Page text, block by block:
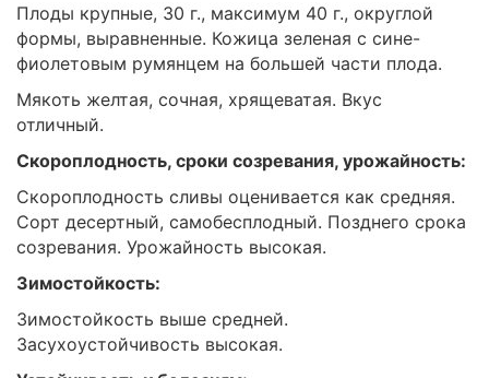
Плоды крупные, 30 г., максимум 40 г., округлой
формы, выравненные. Кожица зеленая с сине-
фиолетовым румянцем на большей части плода.
Мякоть желтая, сочная, хрящеватая. Вкус
отличный.
Скороплодность, сроки созревания, урожайность:
Скороплодность сливы оценивается как средняя.
Сорт десертный, самобесплодный. Позднего срока
созревания. Урожайность высокая.
Зимостойкость:
Зимостойкость выше средней.
Засухоустойчивость высокая.